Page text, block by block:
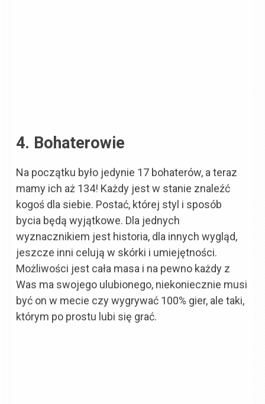
4. Bohaterowie
Na początku było jedynie 17 bohaterów, a teraz
mamy ich aż 134! Każdy jest w stanie znaleźć
kogoś dla siebie. Postać, której styl i sposób
bycia będą wyjątkowe. Dla jednych
wyznacznikiem jest historia, dla innych wygląd,
jeszcze inni celują w skórki i umiejętności.
Możliwości jest cała masa i na pewno każdy z
Was ma swojego ulubionego, niekoniecznie musi
być on w mecie czy wygrywać 100% gier, ale taki,
którym po prostu lubi się grać.